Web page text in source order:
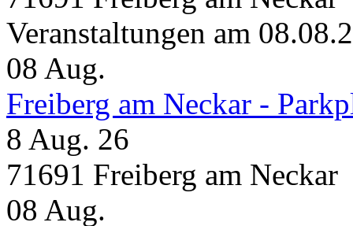
Veranstaltungen am
08 Aug.
Freiberg am Neckar -
8 Aug. 26
71691 Freiberg am Neckar
08 Aug.